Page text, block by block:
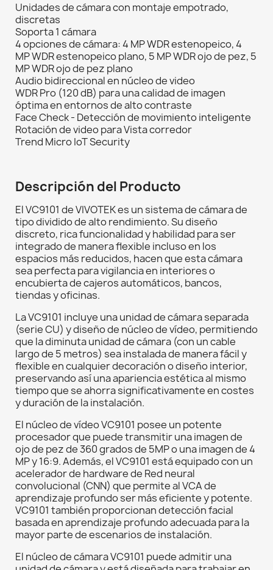
Unidades de cámara con montaje empotrado,
discretas
Soporta 1 cámara
4 opciones de cámara: 4 MP WDR estenopeico, 4
MP WDR estenopeico plano, 5 MP WDR ojo de pez, 5
MP WDR ojo de pez plano
Audio bidireccional en núcleo de video
WDR Pro (120 dB) para una calidad de imagen
óptima en entornos de alto contraste
Face Check - Detección de movimiento inteligente
Rotación de video para Vista corredor
Trend Micro IoT Security
Descripción del Producto
El VC9101 de VIVOTEK es un sistema de cámara de
tipo dividido de alto rendimiento. Su diseño
discreto, rica funcionalidad y habilidad para ser
integrado de manera flexible incluso en los
espacios más reducidos, hacen que esta cámara
sea perfecta para vigilancia en interiores o
encubierta de cajeros automáticos, bancos,
tiendas y oficinas.
La VC9101 incluye una unidad de cámara separada
(serie CU) y diseño de núcleo de vídeo, permitiendo
que la diminuta unidad de cámara (con un cable
largo de 5 metros) sea instalada de manera fácil y
flexible en cualquier decoración o diseño interior,
preservando así una apariencia estética al mismo
tiempo que se ahorra significativamente en costes
y duración de la instalación.
El núcleo de vídeo VC9101 posee un potente
procesador que puede transmitir una imagen de
ojo de pez de 360 grados de 5MP o una imagen de 4
MP y 16:9. Además, el VC9101 está equipado con un
acelerador de hardware de Red neural
convolucional (CNN) que permite al VCA de
aprendizaje profundo ser más eficiente y potente.
VC9101 también proporcionan detección facial
basada en aprendizaje profundo adecuada para la
mayor parte de escenarios de instalación.
El núcleo de cámara VC9101 puede admitir una